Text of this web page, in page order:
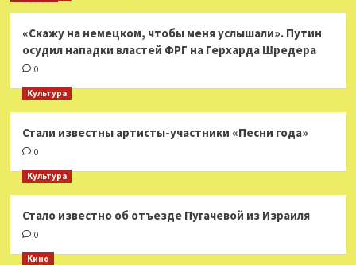
«Скажу на немецком, чтобы меня услышали». Путин
осудил нападки властей ФРГ на Герхарда Шредера
0
Культура
Стали известны артисты-участники «Песни года»
0
Культура
Стало известно об отъезде Пугачевой из Израиля
0
Кино